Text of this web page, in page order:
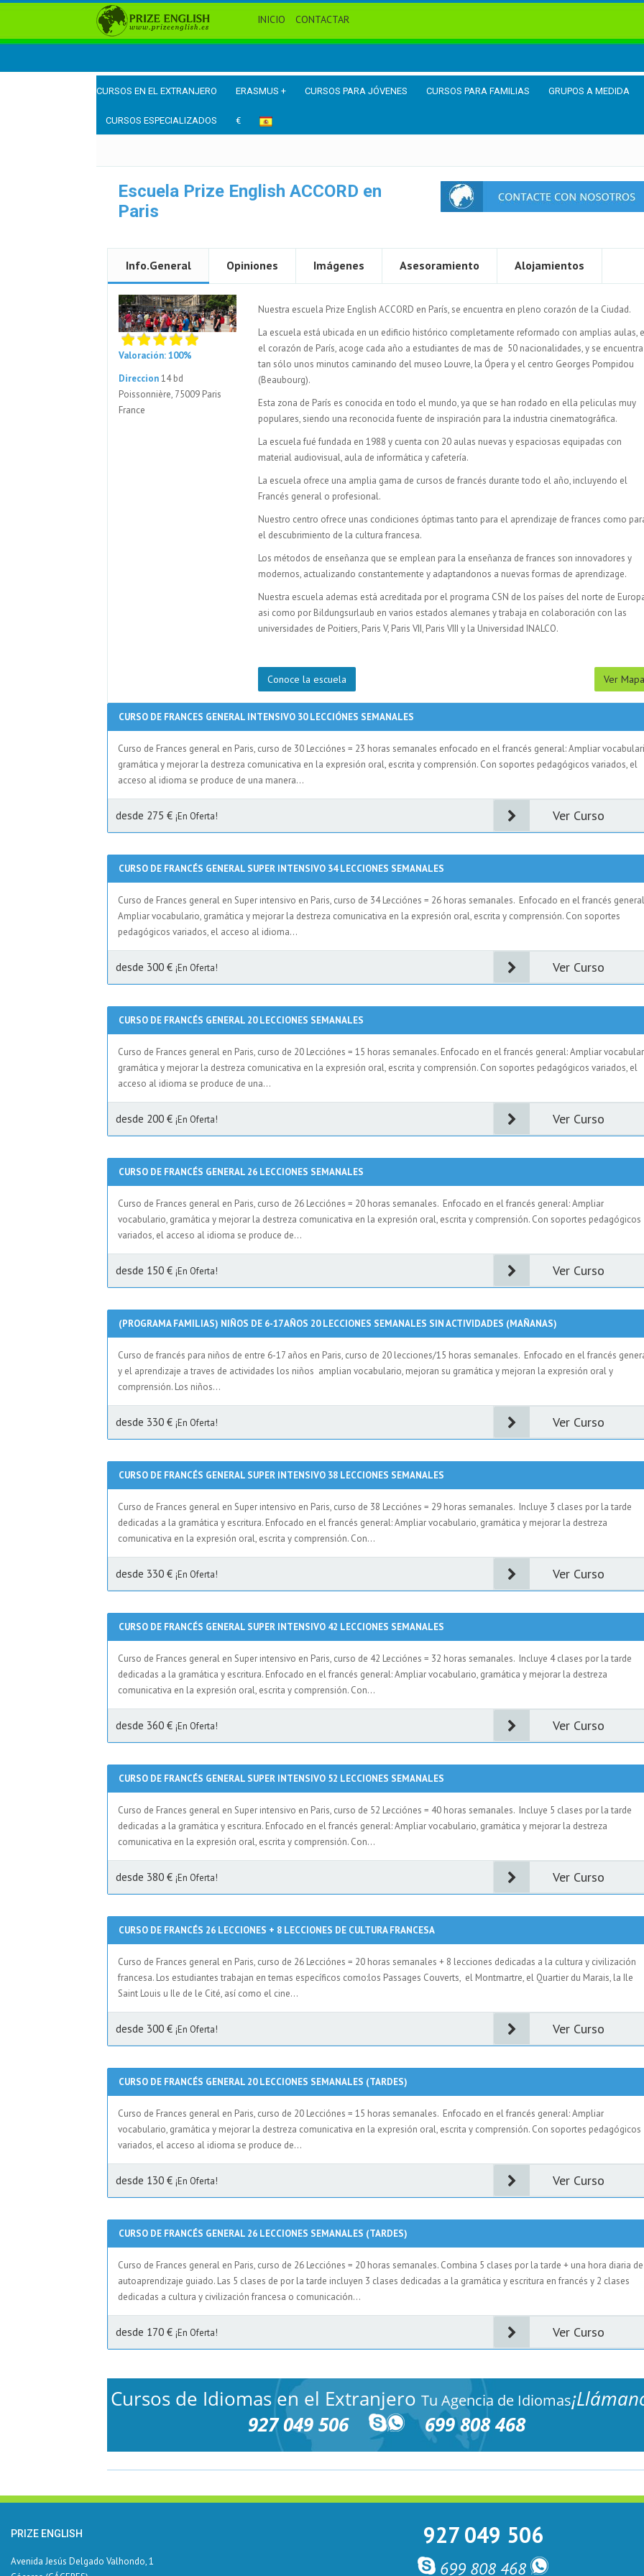
INICIO CONTACTAR
CURSOS EN EL EXTRANJERO ERASMUS + CURSOS PARA JÓVENES CURSOS PARA FAMILIAS GRUPOS A MEDIDA
CURSOS ESPECIALIZADOS €
Escuela Prize English ACCORD en
Paris
Info.General Opiniones Imágenes Asesoramiento Alojamientos
Valoración: 100%
Direccion14 bd
Poissonnière, 75009 Paris
France
Nuestra escuela Prize English ACCORD en París, se encuentra en pleno corazón de la Ciudad.
La escuela está ubicada en un edificio histórico completamente reformado con amplias aulas,
el corazón de París, acoge cada año a estudiantes de mas de 50 nacionalidades, y se
tan sólo unos minutos caminando del museo Louvre, la Ópera y el centro Georges Pompidou
(Beaubourg).
Esta zona de París es conocida en todo el mundo, ya que se han rodado en ella peliculas muy
populares, siendo una reconocida fuente de inspiración para la industria cinematográfica.
La escuela fué fundada en 1988 y cuenta con 20 aulas nuevas y espaciosas equipadas con
material audiovisual, aula de informática y cafetería.
La escuela ofrece una amplia gama de cursos de francés durante todo el año, incluyendo el
Francés general o profesional.
Nuestro centro ofrece unas condiciones óptimas tanto para el aprendizaje de frances como
el descubrimiento de la cultura francesa.
Los métodos de enseñanza que se emplean para la enseñanza de frances son innovadores y
modernos, actualizando constantemente y adaptandonos a nuevas formas de aprendizage.
Nuestra escuela ademas está acreditada por el programa CSN de los países del norte de
asi como por Bildungsurlaub en varios estados alemanes y trabaja en colaboración con las
universidades de Poitiers, Paris V, Paris VII, Paris VIII y la Universidad INALCO.
Conoce la escuela Ver Mapa
CURSO DE FRANCES GENERAL INTENSIVO 30 LECCIÓNES SEMANALES
Curso de Frances general en Paris, curso de 30 Lecciónes = 23 horas semanales enfocado en el francés general: Ampliar
gramática y mejorar la destreza comunicativa en la expresión oral, escrita y comprensión. Con soportes pedagógicos variados, el
acceso al idioma se produce de una manera...
desde 275 € ¡En Oferta! Ver Curso
CURSO DE FRANCÉS GENERAL SUPER INTENSIVO 34 LECCIONES SEMANALES
Curso de Frances general en Super intensivo en Paris, curso de 34 Lecciónes = 26 horas semanales. Enfocado en el francés
Ampliar vocabulario, gramática y mejorar la destreza comunicativa en la expresión oral, escrita y comprensión. Con soportes
pedagógicos variados, el acceso al idioma...
desde 300 € ¡En Oferta! Ver Curso
CURSO DE FRANCÉS GENERAL 20 LECCIONES SEMANALES
Curso de Frances general en Paris, curso de 20 Lecciónes = 15 horas semanales. Enfocado en el francés general: Ampliar
gramática y mejorar la destreza comunicativa en la expresión oral, escrita y comprensión. Con soportes pedagógicos variados, el
acceso al idioma se produce de una...
desde 200 € ¡En Oferta! Ver Curso
CURSO DE FRANCÉS GENERAL 26 LECCIONES SEMANALES
Curso de Frances general en Paris, curso de 26 Lecciónes = 20 horas semanales. Enfocado en el francés general: Ampliar
vocabulario, gramática y mejorar la destreza comunicativa en la expresión oral, escrita y comprensión. Con soportes pedagógicos
variados, el acceso al idioma se produce de...
desde 150 € ¡En Oferta! Ver Curso
(PROGRAMA FAMILIAS) NIÑOS DE 6-17 AÑOS 20 LECCIONES SEMANALES SIN ACTIVIDADES (MAÑANAS)
Curso de francés para niños de entre 6-17 años en Paris, curso de 20 lecciones/15 horas semanales. Enfocado en el francés
y el aprendizaje a traves de actividades los niños amplian vocabulario, mejoran su gramática y mejoran la expresión oral y
comprensión. Los niños...
desde 330 € ¡En Oferta! Ver Curso
CURSO DE FRANCÉS GENERAL SUPER INTENSIVO 38 LECCIONES SEMANALES
Curso de Frances general en Super intensivo en Paris, curso de 38 Lecciónes = 29 horas semanales. Incluye 3 clases por la tarde
dedicadas a la gramática y escritura. Enfocado en el francés general: Ampliar vocabulario, gramática y mejorar la destreza
comunicativa en la expresión oral, escrita y comprensión. Con...
desde 330 € ¡En Oferta! Ver Curso
CURSO DE FRANCÉS GENERAL SUPER INTENSIVO 42 LECCIONES SEMANALES
Curso de Frances general en Super intensivo en Paris, curso de 42 Lecciónes = 32 horas semanales. Incluye 4 clases por la tarde
dedicadas a la gramática y escritura. Enfocado en el francés general: Ampliar vocabulario, gramática y mejorar la destreza
comunicativa en la expresión oral, escrita y comprensión. Con...
desde 360 € ¡En Oferta! Ver Curso
CURSO DE FRANCÉS GENERAL SUPER INTENSIVO 52 LECCIONES SEMANALES
Curso de Frances general en Super intensivo en Paris, curso de 52 Lecciónes = 40 horas semanales. Incluye 5 clases por la tarde
dedicadas a la gramática y escritura. Enfocado en el francés general: Ampliar vocabulario, gramática y mejorar la destreza
comunicativa en la expresión oral, escrita y comprensión. Con...
desde 380 € ¡En Oferta! Ver Curso
CURSO DE FRANCÉS 26 LECCIONES + 8 LECCIONES DE CULTURA FRANCESA
Curso de Frances general en Paris, curso de 26 Lecciónes = 20 horas semanales + 8 lecciones dedicadas a la cultura y civilización
francesa. Los estudiantes trabajan en temas específicos como:los Passages Couverts, el Montmartre, el Quartier du Marais, la Ile
Saint Louis u Ile de le Cité, así como el cine...
desde 300 € ¡En Oferta! Ver Curso
CURSO DE FRANCÉS GENERAL 20 LECCIONES SEMANALES (TARDES)
Curso de Frances general en Paris, curso de 20 Lecciónes = 15 horas semanales. Enfocado en el francés general: Ampliar
vocabulario, gramática y mejorar la destreza comunicativa en la expresión oral, escrita y comprensión. Con soportes pedagógicos
variados, el acceso al idioma se produce de...
desde 130 € ¡En Oferta! Ver Curso
CURSO DE FRANCÉS GENERAL 26 LECCIONES SEMANALES (TARDES)
Curso de Frances general en Paris, curso de 26 Lecciónes = 20 horas semanales. Combina 5 clases por la tarde + una hora diaria de
autoaprendizaje guiado. Las 5 clases de por la tarde incluyen 3 clases dedicadas a la gramática y escritura en francés y 2 clases
dedicadas a cultura y civilización francesa o comunicación...
desde 170 € ¡En Oferta! Ver Curso
Cursos de Idiomas en el Extranjero Tu Agencia de Idiomas
927 049 506
699 808 468
PRIZE ENGLISH
Avenida Jesús Delgado Valhondo, 1
927 049 506
699 808 468